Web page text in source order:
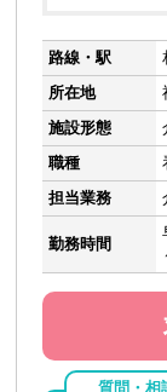
路線・駅
所在地
施設形態
職種
担当業務
勤務時間
質問・相